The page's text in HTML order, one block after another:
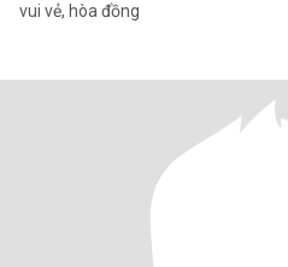
vui vẻ, hòa đồng